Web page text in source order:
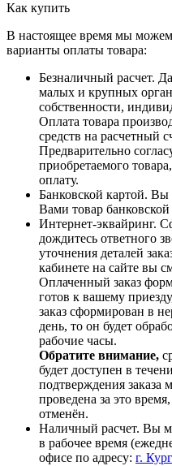
Как купить
В настоящее время мы
варианты оплаты товара:
Безналичный расчет.
малых и крупных
собственности,
Оплата товара
средств на расчетный
Предварительно
приобретаемого
оплату.
Банковской картой.
Вами товар
Интернет-эквайринг.
дождитесь ответного
уточнения деталей
кабинете на сайте вы
Оплаченный заказ
готов к вашему
заказ сформирован в
день, то он будет
рабочие часы.
Обратите внимание,
будет доступен в
подтверждения заказа
проведена за это
отменён.
Наличный расчет. Вы
в рабочее время
офисе по адресу: г.